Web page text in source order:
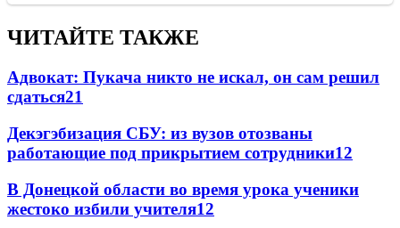
ЧИТАЙТЕ ТАКЖЕ
Адвокат: Пукача никто не искал, он сам решил
сдаться21
Декэгэбизация СБУ: из вузов отозваны
работающие под прикрытием сотрудники12
В Донецкой области во время урока ученики
жестоко избили учителя12